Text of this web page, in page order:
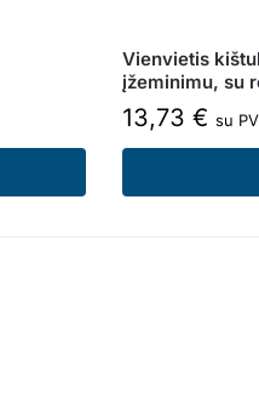
Vienvietis
įžeminimu, su
13,73 € su